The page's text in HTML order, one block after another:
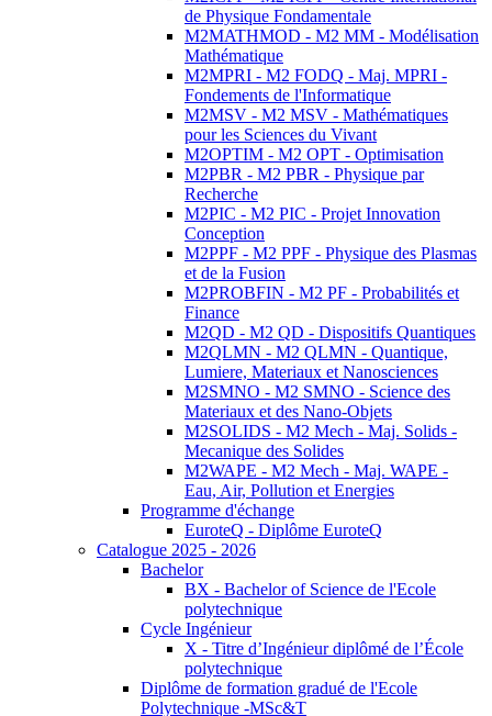
de Physique Fondamentale
M2MATHMOD - M2 MM - Modélisation
Mathématique
M2MPRI - M2 FODQ - Maj. MPRI -
Fondements de l'Informatique
M2MSV - M2 MSV - Mathématiques
pour les Sciences du Vivant
M2OPTIM - M2 OPT - Optimisation
M2PBR - M2 PBR - Physique par
Recherche
M2PIC - M2 PIC - Projet Innovation
Conception
M2PPF - M2 PPF - Physique des Plasmas
et de la Fusion
M2PROBFIN - M2 PF - Probabilités et
Finance
M2QD - M2 QD - Dispositifs Quantiques
M2QLMN - M2 QLMN - Quantique,
Lumiere, Materiaux et Nanosciences
M2SMNO - M2 SMNO - Science des
Materiaux et des Nano-Objets
M2SOLIDS - M2 Mech - Maj. Solids -
Mecanique des Solides
M2WAPE - M2 Mech - Maj. WAPE -
Eau, Air, Pollution et Energies
Programme d'échange
EuroteQ - Diplôme EuroteQ
Catalogue 2025 - 2026
Bachelor
BX - Bachelor of Science de l'Ecole
polytechnique
Cycle Ingénieur
X - Titre d’Ingénieur diplômé de l’École
polytechnique
Diplôme de formation gradué de l'Ecole
Polytechnique -MSc&T